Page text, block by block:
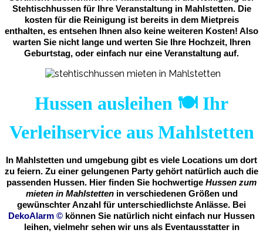
Stehtischhussen für Ihre Veranstaltung in Mahlstetten. Die
kosten für die Reinigung ist bereits in dem Mietpreis
enthalten, es entsehen Ihnen also keine weiteren Kosten! Also
warten Sie nicht lange und werten Sie Ihre Hochzeit, Ihren
Geburtstag, oder einfach nur eine Veranstaltung auf.
Hussen ausleihen 🍽️ Ihr
Verleihservice aus Mahlstetten
In Mahlstetten und umgebung gibt es viele Locations um dort
zu feiern. Zu einer gelungenen Party gehört natürlich auch die
passenden Hussen. Hier finden Sie hochwertige Hussen zum
mieten in Mahlstettenin verschiedenen Größen und
gewünschter Anzahl für unterschiedlichste Anlässe. Bei
DekoAlarm © können Sie natürlich nicht einfach nur Hussen
leihen, vielmehr sehen wir uns als Eventausstatter in